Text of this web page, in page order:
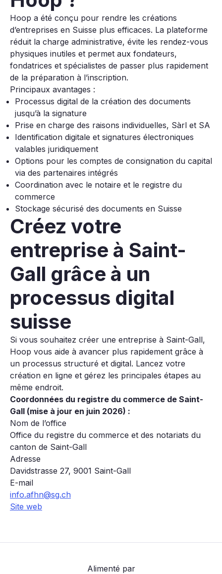
Hoop a été conçu pour rendre les créations
d’entreprises en Suisse plus efficaces. La plateforme
réduit la charge administrative, évite les rendez-vous
physiques inutiles et permet aux fondateurs,
fondatrices et spécialistes de passer plus rapidement
de la préparation à l’inscription.
Principaux avantages :
Processus digital de la création des documents
jusqu’à la signature
Prise en charge des raisons individuelles, Sàrl et SA
Identification digitale et signatures électroniques
valables juridiquement
Options pour les comptes de consignation du capital
via des partenaires intégrés
Coordination avec le notaire et le registre du
commerce
Stockage sécurisé des documents en Suisse
Créez votre
entreprise à Saint-
Gall grâce à un
processus digital
suisse
Si vous souhaitez créer une entreprise à Saint-Gall,
Hoop vous aide à avancer plus rapidement grâce à
un processus structuré et digital. Lancez votre
création en ligne et gérez les principales étapes au
même endroit.
Coordonnées du registre du commerce de Saint-
Gall (mise à jour en juin 2026) :
Nom de l’office
Office du registre du commerce et des notariats du
canton de Saint-Gall
Adresse
Davidstrasse 27, 9001 Saint-Gall
E-mail
info.afhn@sg.ch
Site web
Alimenté par